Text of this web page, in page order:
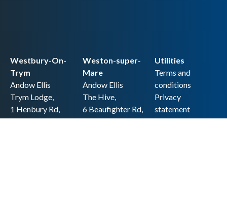
Westbury-On-
Trym
Andow Ellis
Trym Lodge,
1 Henbury Rd,
Westbury-on-
Utilities
Terms and
conditions
Privacy
statement
Cookie policy
Weston-super-
Mare
Andow Ellis
The Hive,
6 Beaufighter Rd,
Weston-super-